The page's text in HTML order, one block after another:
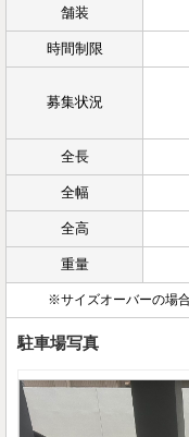
舗装
時間制限
募集状況
全長
全幅
全高
重量
※サイズオーバーの場
駐車場写真